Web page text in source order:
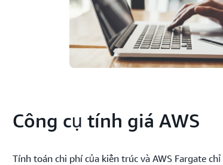
Công cụ tính giá AWS
Tính toán chi phí của kiến trúc và AWS Fargate